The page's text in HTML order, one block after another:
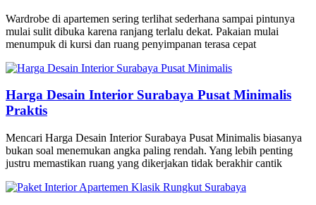
Wardrobe di apartemen sering terlihat sederhana sampai pintunya
mulai sulit dibuka karena ranjang terlalu dekat. Pakaian mulai
menumpuk di kursi dan ruang penyimpanan terasa cepat
Harga Desain Interior Surabaya Pusat Minimalis
Praktis
Mencari Harga Desain Interior Surabaya Pusat Minimalis biasanya
bukan soal menemukan angka paling rendah. Yang lebih penting
justru memastikan ruang yang dikerjakan tidak berakhir cantik